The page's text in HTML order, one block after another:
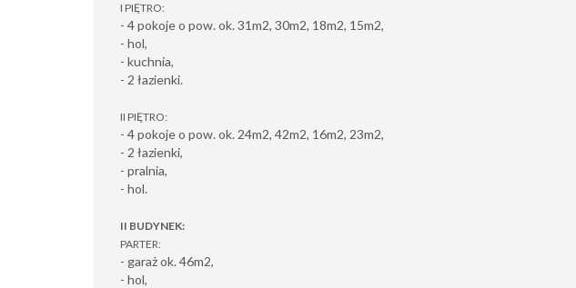
I PIĘTRO:
- 4 pokoje o pow. ok. 31m2, 30m2, 18m2, 15m2,
- hol,
- kuchnia,
- 2 łazienki.
II PIĘTRO:
- 4 pokoje o pow. ok. 24m2, 42m2, 16m2, 23m2,
- 2 łazienki,
- pralnia,
- hol.
II BUDYNEK:
PARTER:
- garaż ok. 46m2,
- hol,